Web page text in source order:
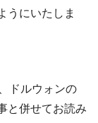
金を全廃 ⇒ 実
対前年同期比
」のプラカー
規模のAIデ
うにいたしま
ドルウォンの
と併せてお読み